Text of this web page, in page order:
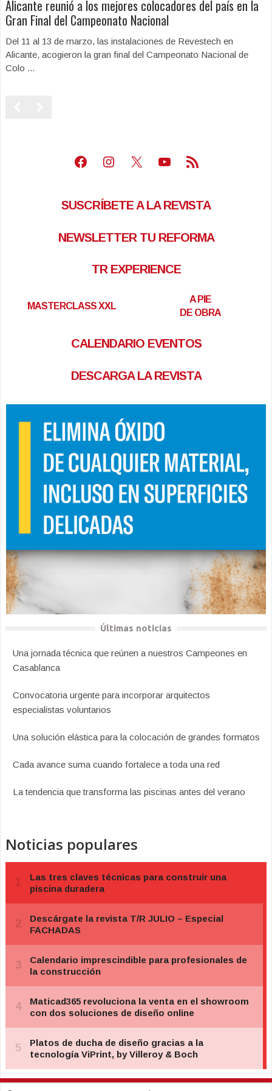
Alicante reunió a los mejores colocadores del país en la
Gran Final del Campeonato Nacional
Del 11 al 13 de marzo, las instalaciones de Revestech en
Alicante, acogieron la gran final del Campeonato Nacional de
Colo ...
Facebook
Instagram
X Youtube
Feed RSS
SUSCRÍBETE A LA REVISTA
NEWSLETTER TU REFORMA
TR EXPERIENCE
MASTERCLASS XXL
A PIE
DE OBRA
CALENDARIO EVENTOS
DESCARGA LA REVISTA
Últimas noticias
Una jornada técnica que reúnen a nuestros Campeones en
Casablanca
Convocatoria urgente para incorporar arquitectos
especialistas voluntarios
Una solución elástica para la colocación de grandes formatos
Cada avance suma cuando fortalece a toda una red
La tendencia que transforma las piscinas antes del verano
Noticias populares